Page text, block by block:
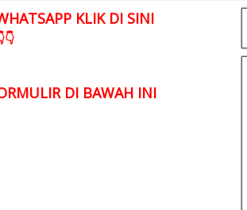
KLIK DI SINI
DI BAWAH INI